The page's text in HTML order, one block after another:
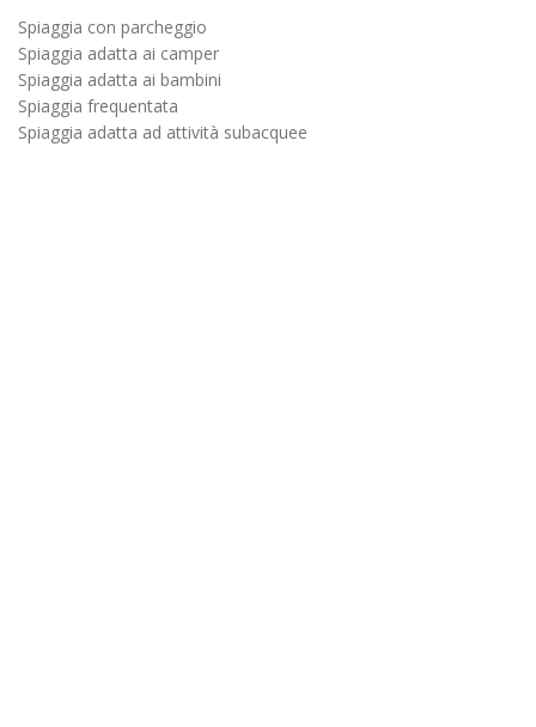
Spiaggia con parcheggio
Spiaggia adatta ai camper
Spiaggia adatta ai bambini
Spiaggia frequentata
Spiaggia adatta ad attività subacquee